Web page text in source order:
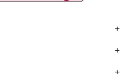


